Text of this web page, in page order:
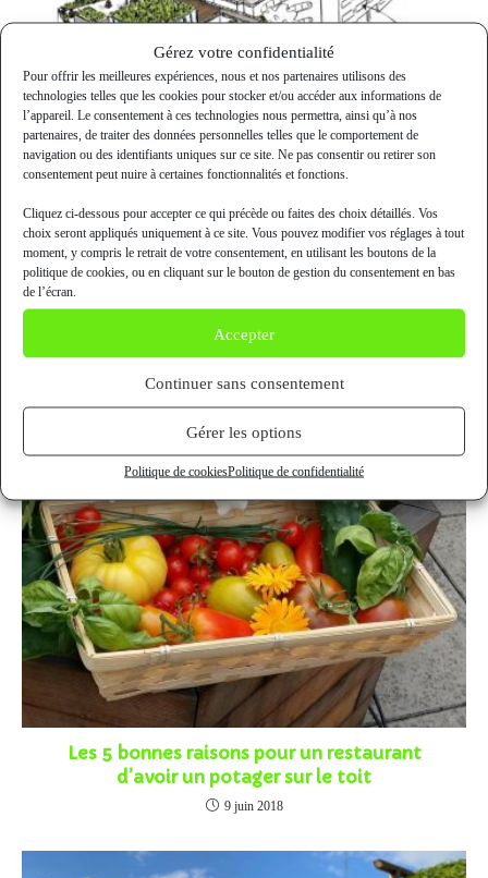
Gérez votre confidentialité
Pour offrir les meilleures expériences, nous et nos partenaires utilisons des
technologies telles que les cookies pour stocker et/ou accéder aux informations de
l’appareil. Le consentement à ces technologies nous permettra, ainsi qu’à nos
partenaires, de traiter des données personnelles telles que le comportement de
navigation ou des identifiants uniques sur ce site. Ne pas consentir ou retirer son
consentement peut nuire à certaines fonctionnalités et fonctions.
Cliquez ci-dessous pour accepter ce qui précède ou faites des choix détaillés. Vos
choix seront appliqués uniquement à ce site. Vous pouvez modifier vos réglages à tout
moment, y compris le retrait de votre consentement, en utilisant les boutons de la
politique de cookies, ou en cliquant sur le bouton de gestion du consentement en bas
de l’écran.
Accepter
Continuer sans consentement
Gérer les options
Politique de cookiesPolitique de confidentialité
Campagne de financement participatif :
L’Arche Végétale
Les 5 bonnes raisons pour un restaurant
d’avoir un potager sur le toit
9 juin 2018